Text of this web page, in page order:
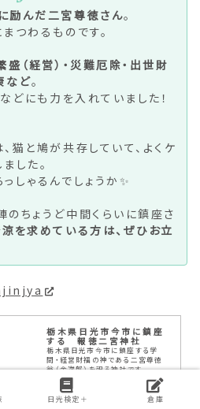
励んだ二宮尊徳さん。
まつわるものです。
（経営）・災難厄除・出世財
など。
どにも力を入れていました！
猫と鳩が共存していて、よくケ
した。
しゃるんでしょうか✨
ちょうど中間くらいに鎮座さ
を求めている方は、ぜひお立
栃木県日光市今市に鎮座
する 報徳二宮神社
栃木県日光市今市に鎮座する学
問・経営財福の神である二宮尊徳
翁（金次郎）を祀る神社です
日光検定＋ 倉庫